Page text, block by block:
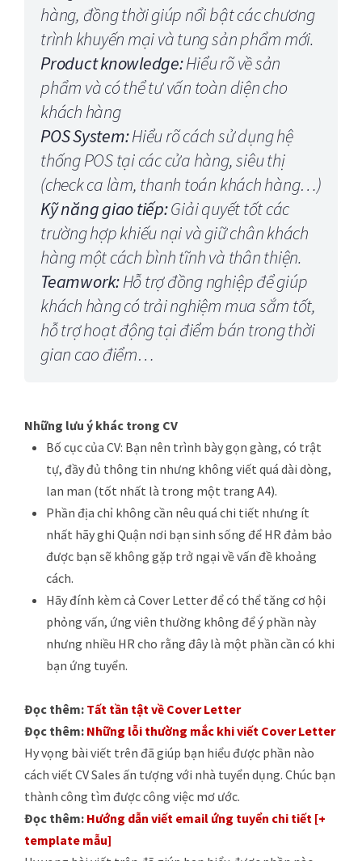
hàng, đồng thời giúp nổi bật các chương
trình khuyến mại và tung sản phẩm mới.
Product knowledge:Hiểu rõ về sản
phẩm và có thể tư vấn toàn diện cho
khách hàng
POS System:Hiểu rõ cách sử dụng hệ
thống POS tại các cửa hàng, siêu thị
(check ca làm, thanh toán khách hàng…)
Kỹ năng giao tiếp:Giải quyết tốt các
trường hợp khiếu nại và giữ chân khách
hàng một cách bình tĩnh và thân thiện.
Teamwork:Hỗ trợ đồng nghiệp để giúp
khách hàng có trải nghiệm mua sắm tốt,
hỗ trợ hoạt động tại điểm bán trong thời
gian cao điểm…
Những lưu ý khác trong CV
Bố cục của CV: Bạn nên trình bày gọn gàng, có trật
tự, đầy đủ thông tin nhưng không viết quá dài dòng,
lan man (tốt nhất là trong một trang A4).
Phần địa chỉ không cần nêu quá chi tiết nhưng ít
nhất hãy ghi Quận nơi bạn sinh sống để HR đảm bảo
được bạn sẽ không gặp trở ngại về vấn đề khoảng
cách.
Hãy đính kèm cả Cover Letter để có thể tăng cơ hội
phỏng vấn, ứng viên thường không để ý phần này
nhưng nhiều HR cho rằng đây là một phần cần có khi
bạn ứng tuyển.
Đọc thêm: Tất tần tật về Cover Letter
Đọc thêm: Những lỗi thường mắc khi viết Cover Letter
Hy vọng bài viết trên đã giúp bạn hiểu được phần nào
cách viết CV Sales ấn tượng với nhà tuyển dụng. Chúc bạn
thành công tìm được công việc mơ ước.
Đọc thêm: Hướng dẫn viết email ứng tuyển chi tiết [+
template mẫu]